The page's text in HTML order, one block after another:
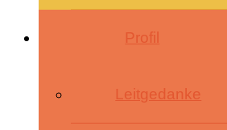
Profil
Leitgedanke